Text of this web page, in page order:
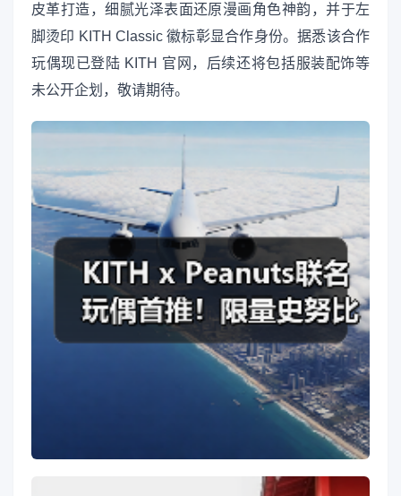
皮革打造，细腻光泽表面还原漫画角色神韵，并于左
脚烫印 KITH Classic 徽标彰显合作身份。据悉该合作
玩偶现已登陆 KITH 官网，后续还将包括服装配饰等
未公开企划，敬请期待。